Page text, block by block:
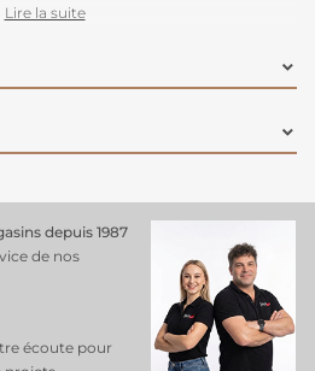
peinture, conçue pour être appliquée
zinc, cuivre et galva, même si
vernis ou légèrement rouillées. Elle
les supports lisses. Son format
fluide, rapide et uniforme,
portails, grilles, et bien plus
V33 Bleu Turquoise assure un résultat
Lire la suite
depuis 1987
de nos
écoute pour